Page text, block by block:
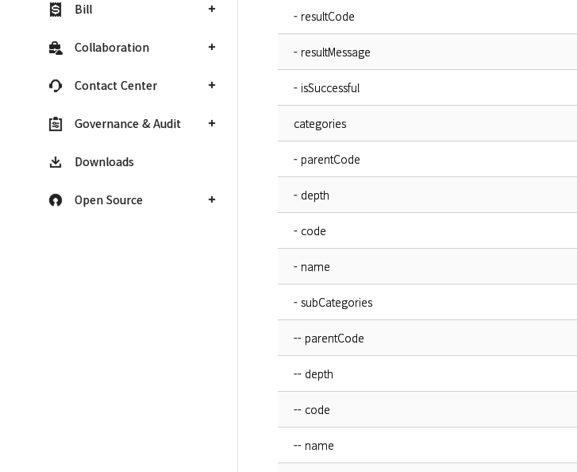
Bill
Collaboration
Contact Center
Governance & Audit
Downloads
Open Source
- resultCode
- resultMessage
- isSuccessful
categories
- parentCode
- depth
- code
- name
- subCategories
-- parentCode
-- depth
-- code
-- name